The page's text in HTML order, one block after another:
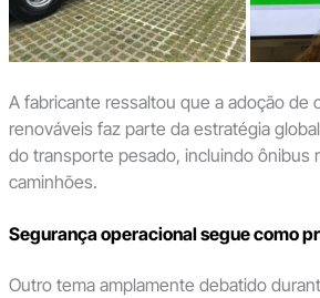
A fabricante ressaltou que a adoção de
renováveis faz parte da estratégia
do transporte pesado, incluindo ônibus
caminhões.
Segurança operacional segue como
Outro tema amplamente debatido